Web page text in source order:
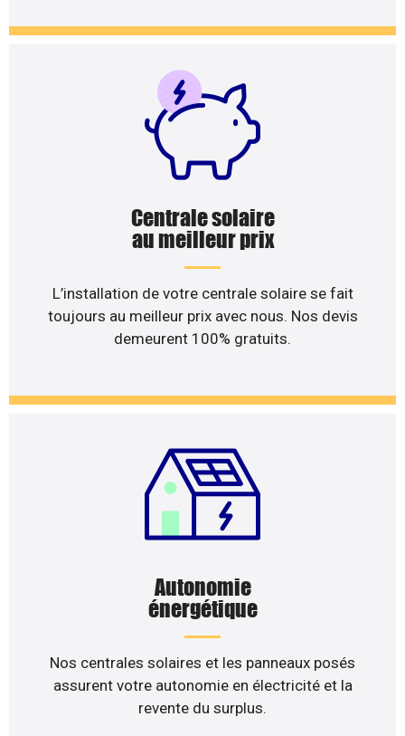
Centrale solaire
au meilleur prix
L’installation de votre centrale solaire se fait
toujours au meilleur prix avec nous. Nos devis
demeurent 100% gratuits.
Autonomie
énergétique
Nos centrales solaires et les panneaux posés
assurent votre autonomie en électricité et la
revente du surplus.